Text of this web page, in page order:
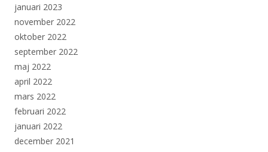
januari 2023
november 2022
oktober 2022
september 2022
maj 2022
april 2022
mars 2022
februari 2022
januari 2022
december 2021